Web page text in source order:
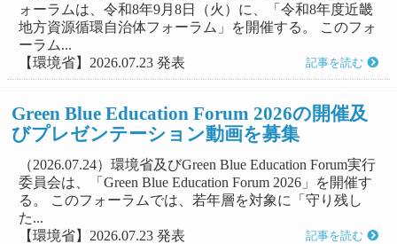
ォーラムは、令和8年9月8日（火）に、「令和8年度近畿
地方資源循環自治体フォーラム」を開催する。 このフォ
ーラム...
【環境省】2026.07.23 発表
記事を読む
Green Blue Education Forum 2026の開催及
びプレゼンテーション動画を募集
（2026.07.24）環境省及びGreen Blue Education Forum実行
委員会は、「Green Blue Education Forum 2026」を開催す
る。 このフォーラムでは、若年層を対象に「守り残し
た...
【環境省】2026.07.23 発表
記事を読む